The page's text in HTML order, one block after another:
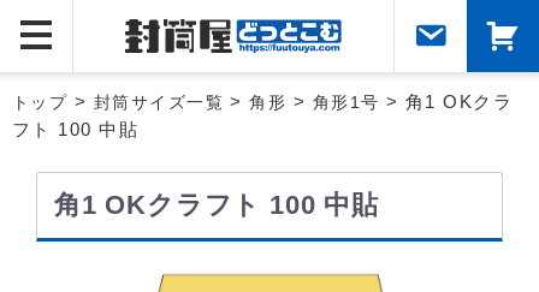
トップ > 封筒サイズ一覧 >角形 > 角形1号 > 角1 OKクラ
フト 100 中貼
角1 OKクラフト 100 中貼